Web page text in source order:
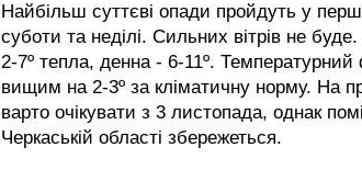
Найбільш суттєві опади пройдуть у
суботи та неділі. Сильних вітрів не
2-7º тепла, денна - 6-11º.
вищим на 2-3º за кліматичну норму. На
варто очікувати з 3 листопада, однак
Черкаській області збережеться.